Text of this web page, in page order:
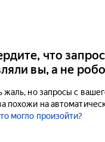
что
вы, а не
жаль, но запросы с
похожи на
могло произойти?